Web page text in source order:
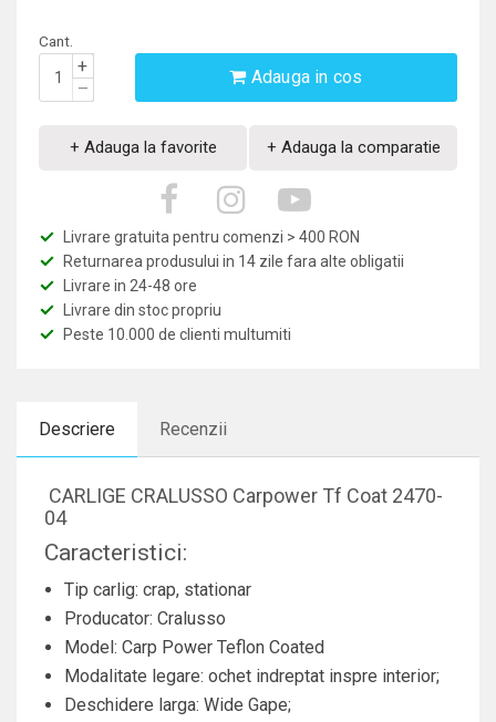
Cant.
+
–
Adauga in cos
+ Adauga la favorite + Adauga la comparatie
Livrare gratuita pentru comenzi > 400 RON
Returnarea produsului in 14 zile fara alte obligatii
Livrare in 24-48 ore
Livrare din stoc propriu
Peste 10.000 de clienti multumiti
Descriere Recenzii
CARLIGE CRALUSSO Carpower Tf Coat 2470-
04
Caracteristici:
Tip carlig: crap, stationar
Producator: Cralusso
Model: Carp Power Teflon Coated
Modalitate legare: ochet indreptat inspre interior;
Deschidere larga: Wide Gape;